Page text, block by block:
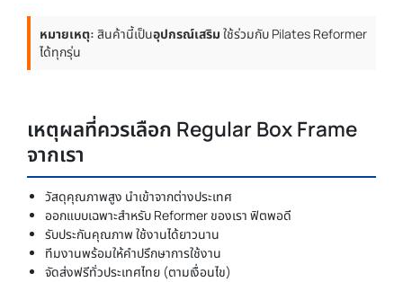
หมายเหตุ: สินค้านี้เป็นอุปกรณ์เสริม ใช้ร่วมกับ Pilates Reformer
ได้ทุกรุ่น
เหตุผลที่ควรเลือก Regular Box Frame
จากเรา
วัสดุคุณภาพสูง นำเข้าจากต่างประเทศ
ออกแบบเฉพาะสำหรับ Reformer ของเรา ฟิตพอดี
รับประกันคุณภาพ ใช้งานได้ยาวนาน
ทีมงานพร้อมให้คำปรึกษาการใช้งาน
จัดส่งฟรีทั่วประเทศไทย (ตามเงื่อนไข)